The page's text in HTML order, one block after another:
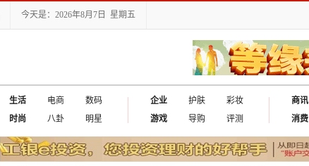
今天是：2026年8月7日 星期五
生活 电商
数码
时尚
八卦 明星
企业 护肤
彩妆
游戏
导购 评测
商讯
消费